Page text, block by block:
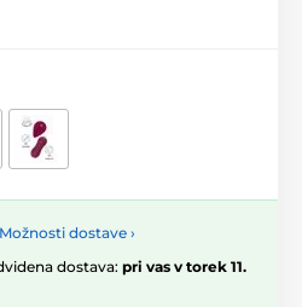
Možnosti dostave ›
dostava: pri vas v torek 11.